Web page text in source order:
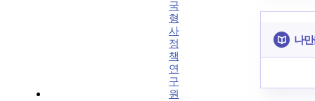
국
형
사
정
책
연
구
원
나